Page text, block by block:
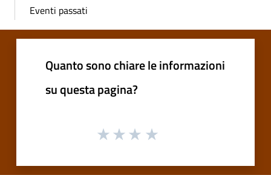
Eventi passati
Quanto sono chiare le informazioni
su questa pagina?